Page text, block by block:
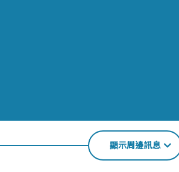
顯示周邊訊息